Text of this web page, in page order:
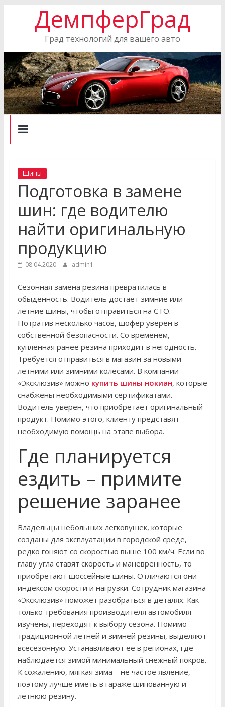
ДемпферГрад
Град технологий для вашего авто
Шины
Подготовка в замене
шин: где водителю
найти оригинальную
продукцию
08.04.2020 admin1
Сезонная замена резина превратилась в
обыденность. Водитель достает зимние или
летние шины, чтобы отправиться на СТО.
Потратив несколько часов, шофер уверен в
собственной безопасности. Со временем,
купленная ранее резина приходит в негодность.
Требуется отправиться в магазин за новыми
летними или зимними колесами. В компании
«Эксклюзив» можно купить шины нокиан, которые
снабжены необходимыми сертификатами.
Водитель уверен, что приобретает оригинальный
продукт. Помимо этого, клиенту представят
необходимую помощь на этапе выбора.
Где планируется
ездить – примите
решение заранее
Владельцы небольших легковушек, которые
созданы для эксплуатации в городской среде,
редко гоняют со скоростью выше 100 км/ч. Если во
главу угла ставят скорость и маневренность, то
приобретают шоссейные шины. Отличаются они
индексом скорости и нагрузки. Сотрудник магазина
«Эксклюзив» поможет разобраться в деталях. Как
только требования производителя автомобиля
изучены, переходят к выбору сезона. Помимо
традиционной летней и зимней резины, выделяют
всесезонную. Устанавливают ее в регионах, где
наблюдается зимой минимальный снежный покров.
К сожалению, мягкая зима – не частое явление,
поэтому лучше иметь в гараже шипованную и
летнюю резину.